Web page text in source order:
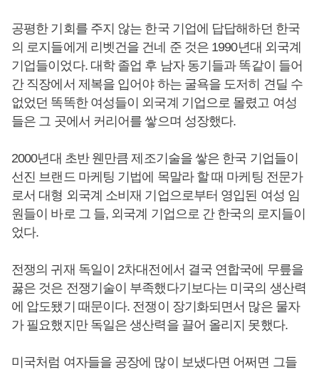
공평한 기회를 주지 않는 한국 기업에 답답해하던 한국
의 로지들에게 리벳건을 건네 준 것은 1990년대 외국계
기업들이었다. 대학 졸업 후 남자 동기들과 똑같이 들어
간 직장에서 제복을 입어야 하는 굴욕을 도저히 견딜 수
없었던 똑똑한 여성들이 외국계 기업으로 몰렸고 여성
들은 그 곳에서 커리어를 쌓으며 성장했다.
2000년대 초반 웬만큼 제조기술을 쌓은 한국 기업들이
선진 브랜드 마케팅 기법에 목말라 할 때 마케팅 전문가
로서 대형 외국계 소비재 기업으로부터 영입된 여성 임
원들이 바로 그 들, 외국계 기업으로 간 한국의 로지들이
었다.
전쟁의 귀재 독일이 2차대전에서 결국 연합국에 무릎을
꿇은 것은 전쟁기술이 부족했다기보다는 미국의 생산력
에 압도됐기 때문이다. 전쟁이 장기화되면서 많은 물자
가 필요했지만 독일은 생산력을 끌어 올리지 못했다.
미국처럼 여자들을 공장에 많이 보냈다면 어쩌면 그들